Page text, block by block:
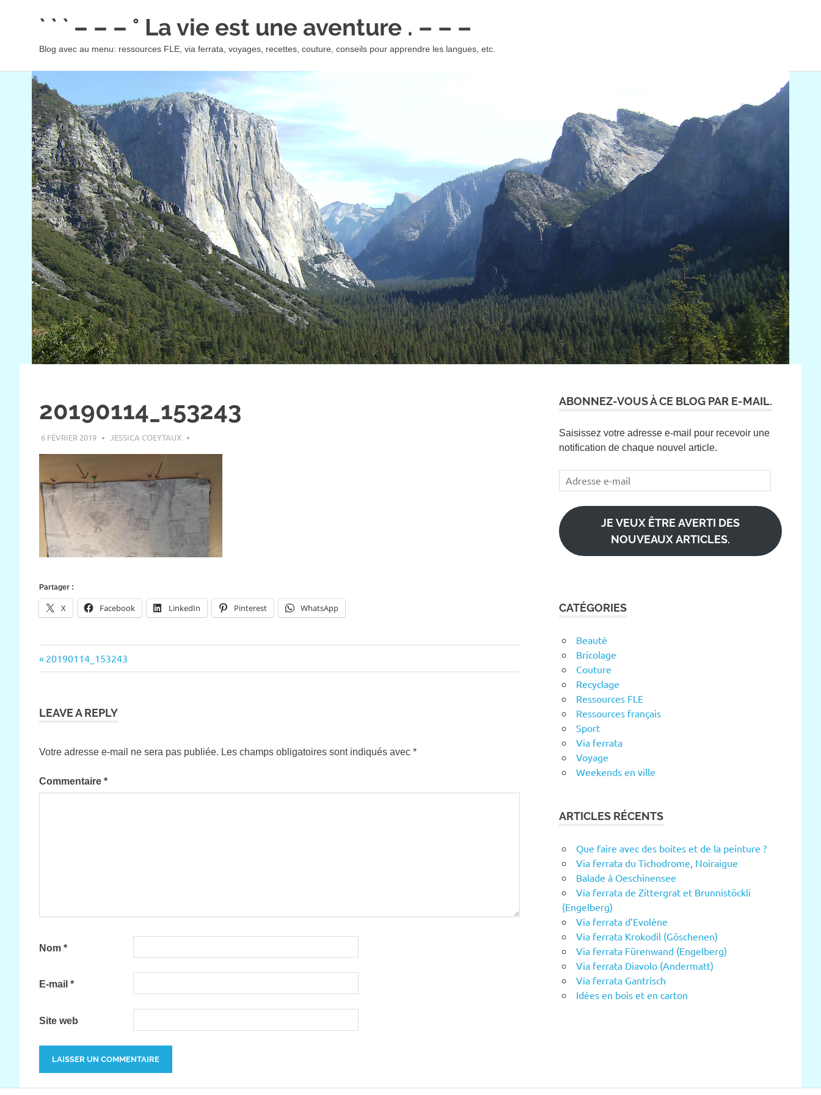
` ` ` – – – ° La vie est une aventure . – – –
Blog avec au menu: ressources FLE, via ferrata, voyages, recettes, couture, conseils pour apprendre les langues, etc.
20190114_153243
6 FÉVRIER 2019 JESSICA COEYTAUX
Partager :
X Facebook LinkedIn Pinterest WhatsApp
Navigation
l’article
Previous
Post:
20190114_153243
LEAVE A REPLY
Votre adresse e-mail ne sera pas publiée. Les champs obligatoires sont indiqués avec *
Commentaire *
Nom *
E-mail *
Site web
ABONNEZ-VOUS À CE BLOG PAR E-MAIL.
Saisissez votre adresse e-mail pour recevoir une
notification de chaque nouvel article.
Adresse
e-
mail
JE VEUX ÊTRE AVERTI DES
NOUVEAUX ARTICLES.
CATÉGORIES
Beauté
Bricolage
Couture
Recyclage
Ressources FLE
Ressources français
Sport
Via ferrata
Voyage
Weekends en ville
ARTICLES RÉCENTS
Que faire avec des boites et de la peinture ?
Via ferrata du Tichodrome, Noiraigue
Balade à Oeschinensee
Via ferrata de Zittergrat et Brunnistöckli
(Engelberg)
Via ferrata d’Evolène
Via ferrata Krokodil (Göschenen)
Via ferrata Fürenwand (Engelberg)
Via ferrata Diavolo (Andermatt)
Via ferrata Gantrisch
Idées en bois et en carton